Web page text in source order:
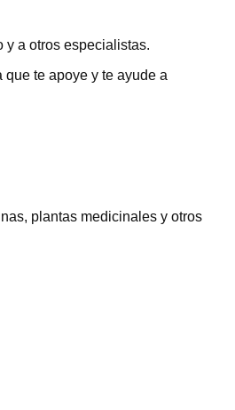
y a otros especialistas.
te apoye y te ayude a
plantas medicinales y otros